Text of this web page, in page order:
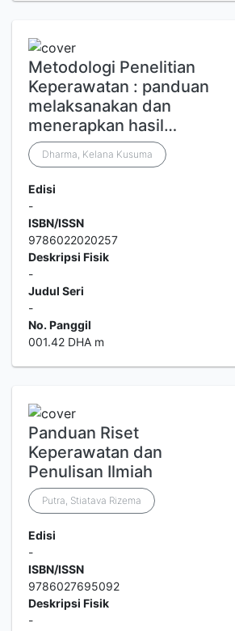
Metodologi Penelitian
Keperawatan : panduan
melaksanakan dan
menerapkan hasil…
Dharma, Kelana Kusuma
Edisi
-
ISBN/ISSN
9786022020257
Deskripsi Fisik
-
Judul Seri
-
No. Panggil
001.42 DHA m
Panduan Riset
Keperawatan dan
Penulisan Ilmiah
Putra, Stiatava Rizema
Edisi
-
ISBN/ISSN
9786027695092
Deskripsi Fisik
-